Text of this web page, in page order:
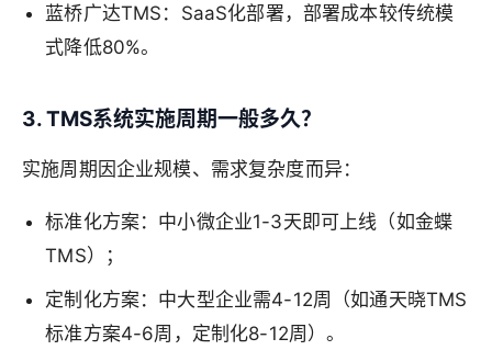
蓝桥广达TMS：SaaS化部署，部署成本较传统模
式降低80%。
3. TMS系统实施周期一般多久？
实施周期因企业规模、需求复杂度而异：
标准化方案：中小微企业1-3天即可上线（如金蝶
TMS）；
定制化方案：中大型企业需4-12周（如通天晓TMS
标准方案4-6周，定制化8-12周）。